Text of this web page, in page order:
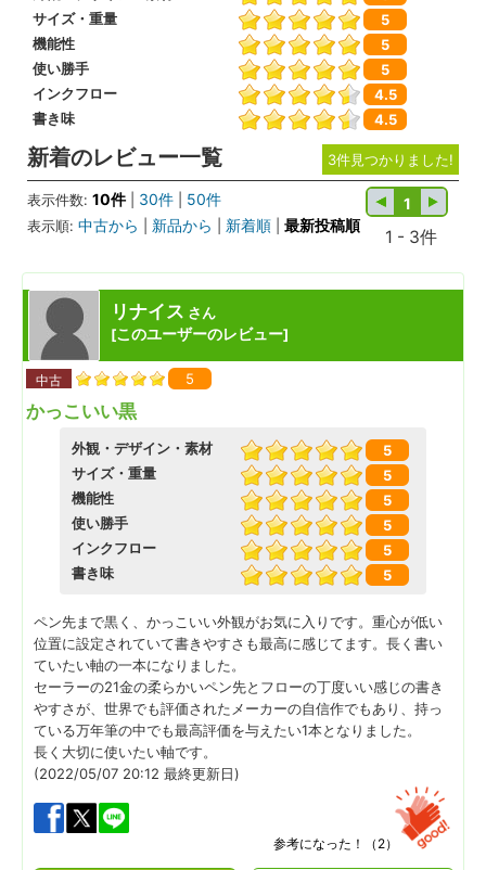
サイズ・重量
5
機能性
5
使い勝手
5
インクフロー
4.5
書き味
4.5
新着のレビュー一覧 3件見つかりました!
表示件数: 10件| 30件 50件
表示順: 中古から 新品から 新着順 最新投稿順
1
1 - 3件
リナイス さん
[このユーザーのレビュー]
中古 5
かっこいい黒
外観・デザイン・素材
5
サイズ・重量
5
機能性
5
使い勝手
5
インクフロー
5
書き味
5
ペン先まで黒く、かっこいい外観がお気に入りです。重心が低い
位置に設定されていて書きやすさも最高に感じてます。長く書い
ていたい軸の一本になりました。
セーラーの21金の柔らかいペン先とフローの丁度いい感じの書き
やすさが、世界でも評価されたメーカーの自信作でもあり、持っ
ている万年筆の中でも最高評価を与えたい1本となりました。
長く大切に使いたい軸です。
(2022/05/07 20:12 最終更新日)
参考になった！（ 2）